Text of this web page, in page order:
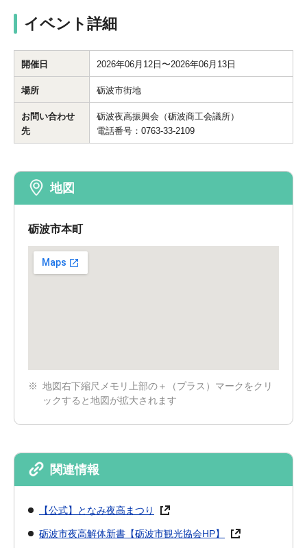
イベント詳細
開催日 2026年06月12日〜2026年06月13日
場所 砺波市街地
お問い合わせ
先
砺波夜高振興会（砺波商工会議所）
電話番号：0763-33-2109
地図
砺波市本町
地図右下縮尺メモリ上部の＋（プラス）マークをクリ
ックすると地図が拡大されます
関連情報
【公式】となみ夜高まつり
砺波市夜高解体新書【砺波市観光協会HP】